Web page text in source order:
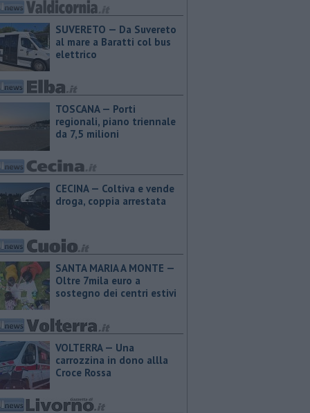
SUVERETO — Da Suvereto
al mare a Baratti col bus
elettrico
TOSCANA — Porti
regionali, piano triennale
da 7,5 milioni
CECINA — Coltiva e vende
droga, coppia arrestata
SANTA MARIA A MONTE —
Oltre 7mila euro a
sostegno dei centri estivi
VOLTERRA — Una
carrozzina in dono allla
Croce Rossa